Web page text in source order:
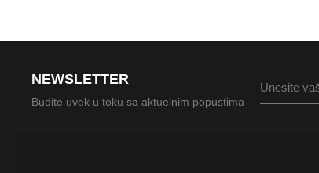
NEWSLETTER
Budite uvek u toku sa aktuelnim popustima